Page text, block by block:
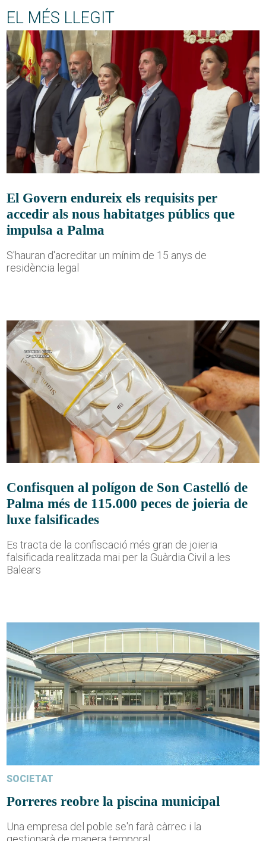
EL MÉS LLEGIT
El Govern endureix els requisits per
accedir als nous habitatges públics que
impulsa a Palma
S'hauran d'acreditar un mínim de 15 anys de
residència legal
Confisquen al polígon de Son Castelló de
Palma més de 115.000 peces de joieria de
luxe falsificades
Es tracta de la confiscació més gran de joieria
falsificada realitzada mai per la Guàrdia Civil a les
Balears
SOCIETAT
Porreres reobre la piscina municipal
Una empresa del poble se'n farà càrrec i la